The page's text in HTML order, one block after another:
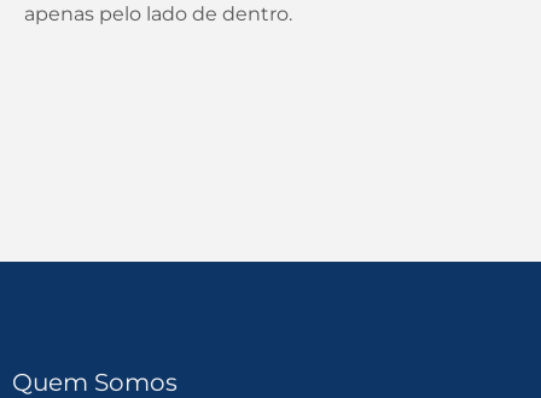
apenas pelo lado de dentro.
Quem Somos